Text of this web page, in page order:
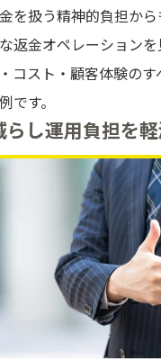
を扱う精神的負担か
返金オペレーション
コスト・顧客体験のす
です。
し運用負担を